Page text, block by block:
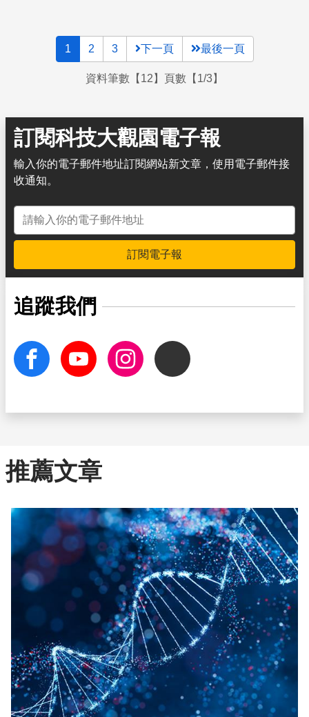
1 2 3 下一頁 最後一頁
資料筆數【12】頁數【1/3】
訂閱科技大觀園電子報
輸入你的電子郵件地址訂閱網站新文章，使用電子郵件接
收通知。
電子郵件地址
訂閱電子報
追蹤我們
facebook Youtube InstagramThreads
推薦文章